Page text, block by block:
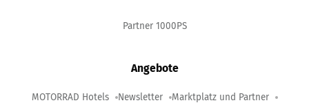
Partner 1000PS
Angebote
MOTORRAD Hotels Newsletter Marktplatz und Partner